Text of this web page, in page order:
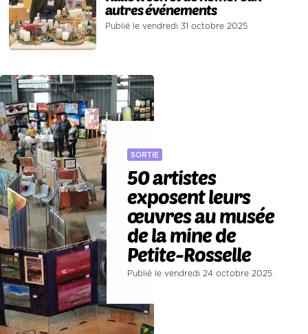
autres événements
Publié le vendredi 31 octobre 2025
SORTIE
50 artistes
exposent leurs
œuvres au musée
de la mine de
Petite-Rosselle
Publié le vendredi 24 octobre 2025